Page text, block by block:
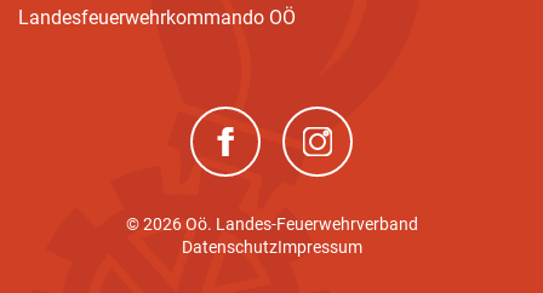
Landesfeuerwehrkommando OÖ
(neues Fenster)(neues Fenster)
© 2026 Oö. Landes-Feuerwehrverband
DatenschutzImpressum